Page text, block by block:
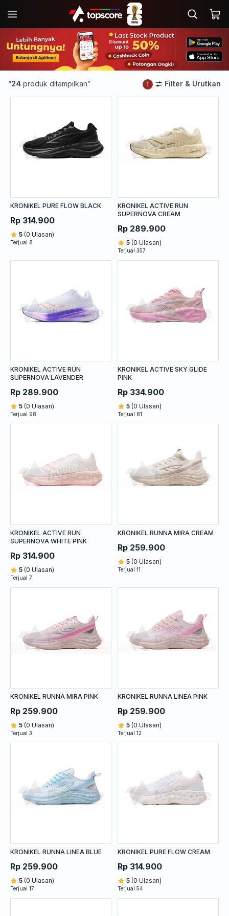
“24 produk ditampilkan” 1 Filter & Urutkan
KRONIKEL PURE FLOW BLACK
Rp 314.900
5 (0 Ulasan)
Terjual 8
KRONIKEL ACTIVE RUN
SUPERNOVA CREAM
Rp 289.900
5 (0 Ulasan)
Terjual 357
KRONIKEL ACTIVE RUN
SUPERNOVA LAVENDER
Rp 289.900
5 (0 Ulasan)
Terjual 98
KRONIKEL ACTIVE SKY GLIDE
PINK
Rp 334.900
5 (0 Ulasan)
Terjual 81
KRONIKEL ACTIVE RUN
SUPERNOVA WHITE PINK
Rp 314.900
5 (0 Ulasan)
Terjual 7
KRONIKEL RUNNA MIRA CREAM
Rp 259.900
5 (0 Ulasan)
Terjual 11
KRONIKEL RUNNA MIRA PINK
Rp 259.900
5 (0 Ulasan)
Terjual 3
KRONIKEL RUNNA LINEA PINK
Rp 259.900
5 (0 Ulasan)
Terjual 12
KRONIKEL RUNNA LINEA BLUE
Rp 259.900
5 (0 Ulasan)
Terjual 17
KRONIKEL PURE FLOW CREAM
Rp 314.900
5 (0 Ulasan)
Terjual 54